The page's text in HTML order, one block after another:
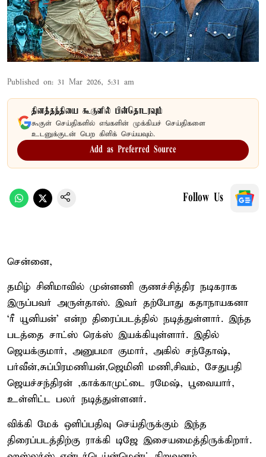
Published on: 31 Mar 2026, 5:31 am
தினத்தந்தியை கூகுளில் பின்தொடரவும்
கூகுள் செய்திகளில் எங்களின் முக்கியச் செய்திகளை
உடனுக்குடன் பெற கிளிக் செய்யவும்.
Add as Preferred Source
Follow Us
சென்னை,
தமிழ் சினிமாவில் முன்னணி குணச்சித்திர நடிகராக
இருப்பவர் அருள்தாஸ். இவர் தற்போது கதாநாயகனா
‘ரீ யூனியன்’ என்ற திரைப்படத்தில் நடித்துள்ளார். இந்த
படத்தை சாட்ஸ் ரெக்ஸ் இயக்கியுள்ளார். இதில்
ஜெயக்குமார், அனுபமா குமார், அகில் சந்தோஷ்,
பர்வீன்,சுப்பிரமணியன்,ஜெமினி மணி,சிவம், சேதுபதி
ஜெயச்சந்திரன் ,காக்காமுட்டை ரமேஷ், பூவையார்,
உள்ளிட்ட பலர் நடித்துள்ளனர்.
விக்கி மேக் ஒளிப்பதிவு செய்திருக்கும் இந்த
திரைப்படத்திற்கு ராக்கி டிஜே இசையமைத்திருக்கிறார்.